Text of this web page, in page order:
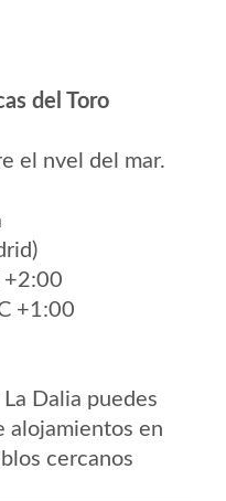
del Toro
el nvel del mar.
+2:00
+1:00
Dalia puedes
alojamientos en
cercanos